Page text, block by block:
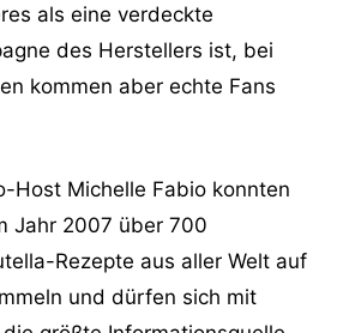
als eine verdeckte
des Herstellers ist, bei
kommen aber echte Fans
Host Michelle Fabio konnten
Jahr 2007 über 700
Rezepte aus aller Welt auf
und dürfen sich mit